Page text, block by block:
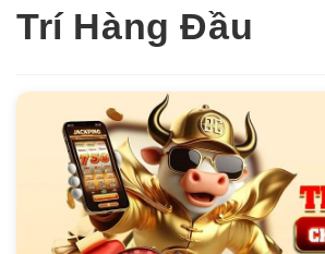
Trí Hàng Đầu